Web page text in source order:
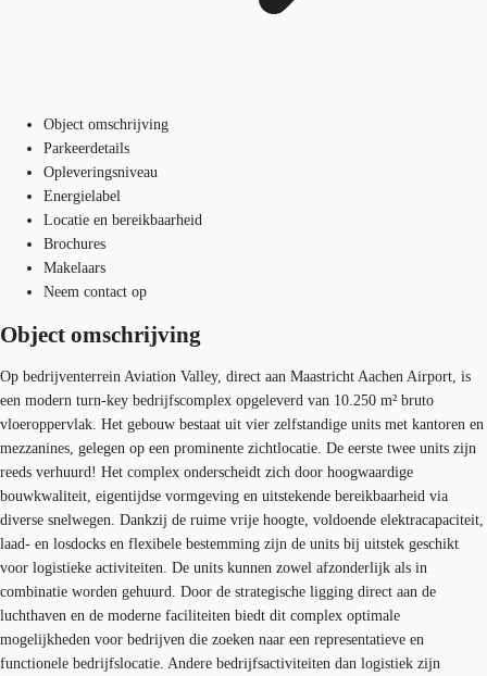
Object omschrijving
Parkeerdetails
Opleveringsniveau
Energielabel
Locatie en bereikbaarheid
Brochures
Makelaars
Neem contact op
Object omschrijving
Op bedrijventerrein Aviation Valley, direct aan Maastricht Aachen Airport, is
een modern turn-key bedrijfscomplex opgeleverd van 10.250 m² bruto
vloeroppervlak. Het gebouw bestaat uit vier zelfstandige units met kantoren en
mezzanines, gelegen op een prominente zichtlocatie. De eerste twee units zijn
reeds verhuurd! Het complex onderscheidt zich door hoogwaardige
bouwkwaliteit, eigentijdse vormgeving en uitstekende bereikbaarheid via
diverse snelwegen. Dankzij de ruime vrije hoogte, voldoende elektracapaciteit,
laad- en losdocks en flexibele bestemming zijn de units bij uitstek geschikt
voor logistieke activiteiten. De units kunnen zowel afzonderlijk als in
combinatie worden gehuurd. Door de strategische ligging direct aan de
luchthaven en de moderne faciliteiten biedt dit complex optimale
mogelijkheden voor bedrijven die zoeken naar een representatieve en
functionele bedrijfslocatie. Andere bedrijfsactiviteiten dan logistiek zijn